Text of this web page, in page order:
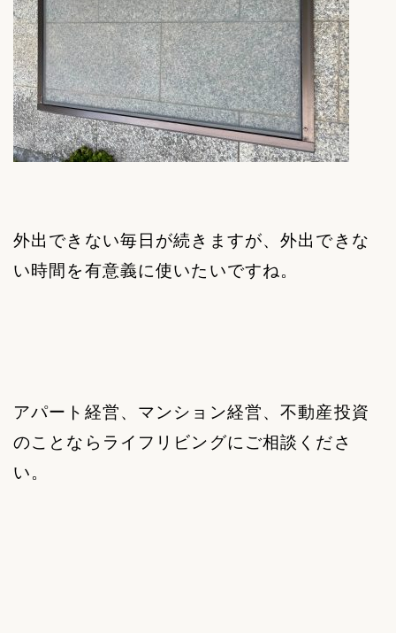
外出できない毎日が続きますが、外出できな
い時間を有意義に使いたいですね。
アパート経営、マンション経営、不動産投資
のことならライフリビングにご相談くださ
い。